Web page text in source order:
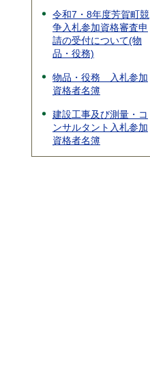
令和7・8年度芳賀町競
争入札参加資格審査申
請の受付について(物
品・役務)
物品・役務 入札参加
資格者名簿
建設工事及び測量・コ
ンサルタント入札参加
資格者名簿